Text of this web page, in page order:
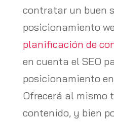
contratar un buen
posicionamiento
planificación de
en cuenta el SEO
posicionamiento
Ofrecerá al mismo
contenido, y bien